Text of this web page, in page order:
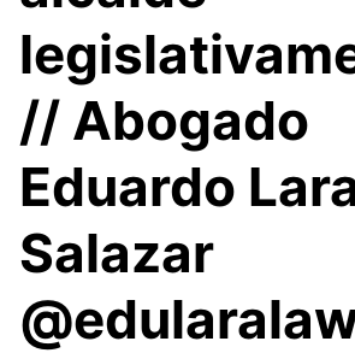
// Abogado
Eduardo
Salazar